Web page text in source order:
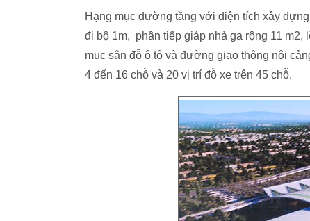
Hạng mục đường tầng với diện tích xây
đi bộ 1m, phần tiếp giáp nhà ga rộng 11 m2,
mục sân đỗ ô tô và đường giao thông nội
4 đến 16 chỗ và 20 vị trí đỗ xe trên 45 chỗ.